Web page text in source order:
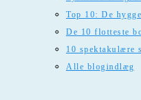
Top 10: De
De 10 flotteste
10 spektakulære
Alle blogindlæg